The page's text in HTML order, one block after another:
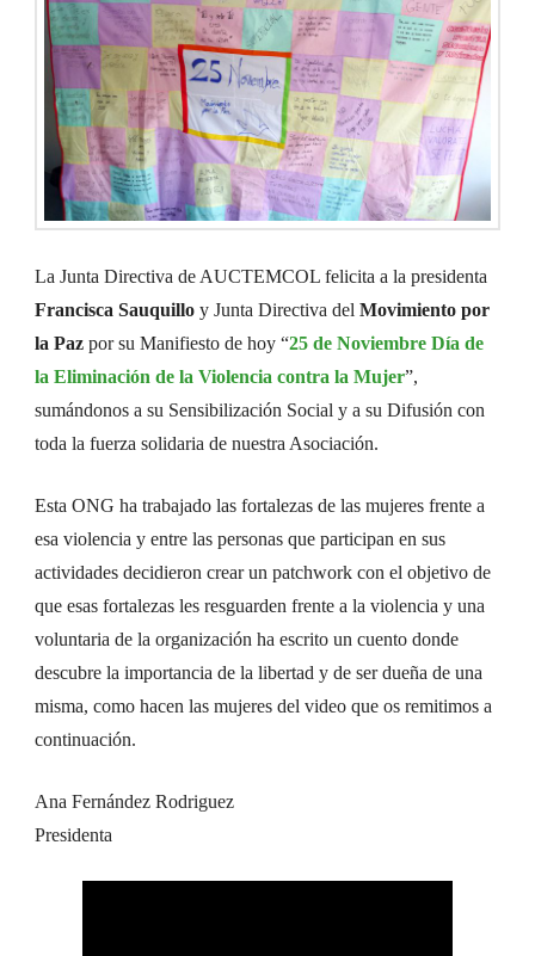
La Junta Directiva de AUCTEMCOL felicita a la presidenta
Francisca Sauquillo y Junta Directiva delMovimiento por
la Paz por su Manifiesto de hoy “25 de Noviembre Día de
la Eliminación de la Violencia contra la Mujer”,
sumándonos a su Sensibilización Social y a su Difusión con
toda la fuerza solidaria de nuestra Asociación.
Esta ONG ha trabajado las fortalezas de las mujeres frente a
esa violencia y entre las personas que participan en sus
actividades decidieron crear un patchwork con el objetivo de
que esas fortalezas les resguarden frente a la violencia y una
voluntaria de la organización ha escrito un cuento donde
descubre la importancia de la libertad y de ser dueña de una
misma, como hacen las mujeres del video que os remitimos a
continuación.
Ana Fernández Rodriguez
Presidenta